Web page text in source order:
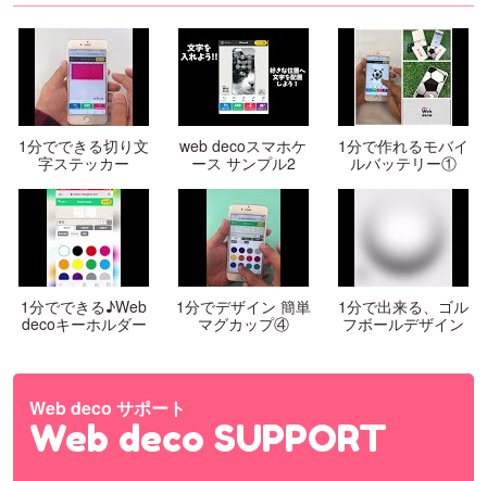
1分でできる切り文
字ステッカー
web decoスマホケ
ース サンプル2
1分で作れるモバイ
ルバッテリー①
1分でできる♪Web
decoキーホルダー
1分でデザイン 簡単
マグカップ④
1分で出来る、ゴル
フボールデザイン
Web deco サポート
Web deco SUPPORT